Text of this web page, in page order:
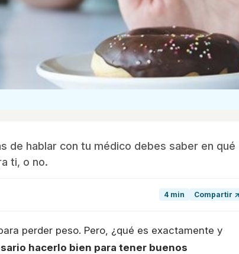
de hablar con tu médico debes saber en qué
ti, o no.
4 min Compartir ↗
perder peso. Pero, ¿qué es exactamente y
hacerlo bien para tener buenos